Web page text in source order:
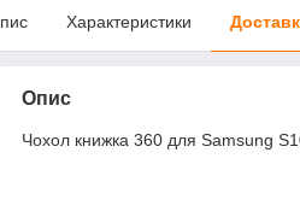
Характеристики
Опис
Чохол книжка 360 для Samsung